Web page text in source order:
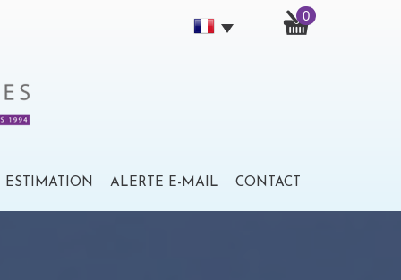
0
ESTIMATION ALERTE E-MAIL CONTACT